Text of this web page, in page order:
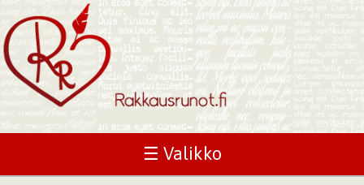
☰ Valikko